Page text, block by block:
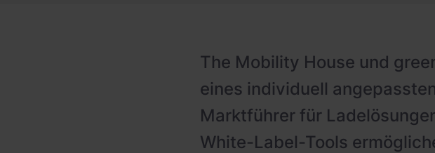
The Mobility House und
eines individuell
Marktführer für
White-Label-Tools